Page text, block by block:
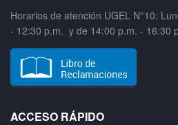
Horarios de atención UGEL N°10:
- 12:30 p.m. y de 14:00 p.m. - 16:30
ACCESO RÁPIDO